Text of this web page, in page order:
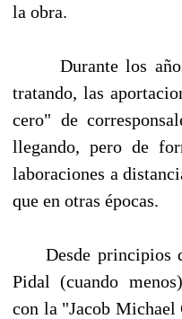
la obra.
Durante los años
tratando, las
cero" de
llegando, pero de
laboraciones a
que en otras épocas.
Desde principios
Pidal (cuando
con la "Jacob